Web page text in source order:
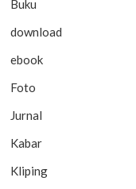
Buku
download
ebook
Foto
Jurnal
Kabar
Kliping